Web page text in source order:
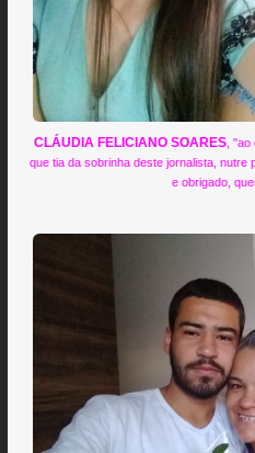
CLÁUDIA FELICIANO SOARES ,
que tia da sobrinha deste jornalista, nutre
e obrigado,